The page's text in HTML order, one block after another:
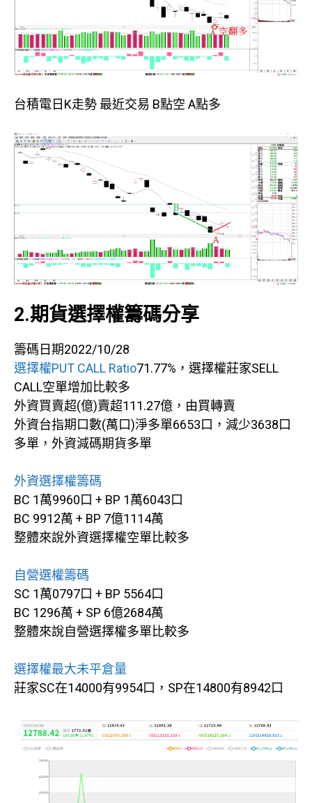
台積電日K走勢 最近交易 B點空 A點多
2.期貨選擇權籌碼分享
籌碼日期2022/10/28
選擇權PUT CALL Ratio71.77%，選擇權莊家SELL
CALL空單增加比較多
外資買賣超(億)賣超111.27億，由買轉賣
外資台指期口數(萬口)淨多單6653口，減少3638口
多單，外資減碼期貨多單
外資選擇權籌碼
BC 1萬9960口 + BP 1萬6043口
BC 9912萬 + BP 7億1114萬
整體來說外資選擇權空單比較多
自營選權籌碼
SC 1萬0797口 + BP 5564口
BC 1296萬 + SP 6億2684萬
整體來說自營選擇權多單比較多
選擇權最大未平倉量
莊家SC在14000有9954口，SP在14800有8942口